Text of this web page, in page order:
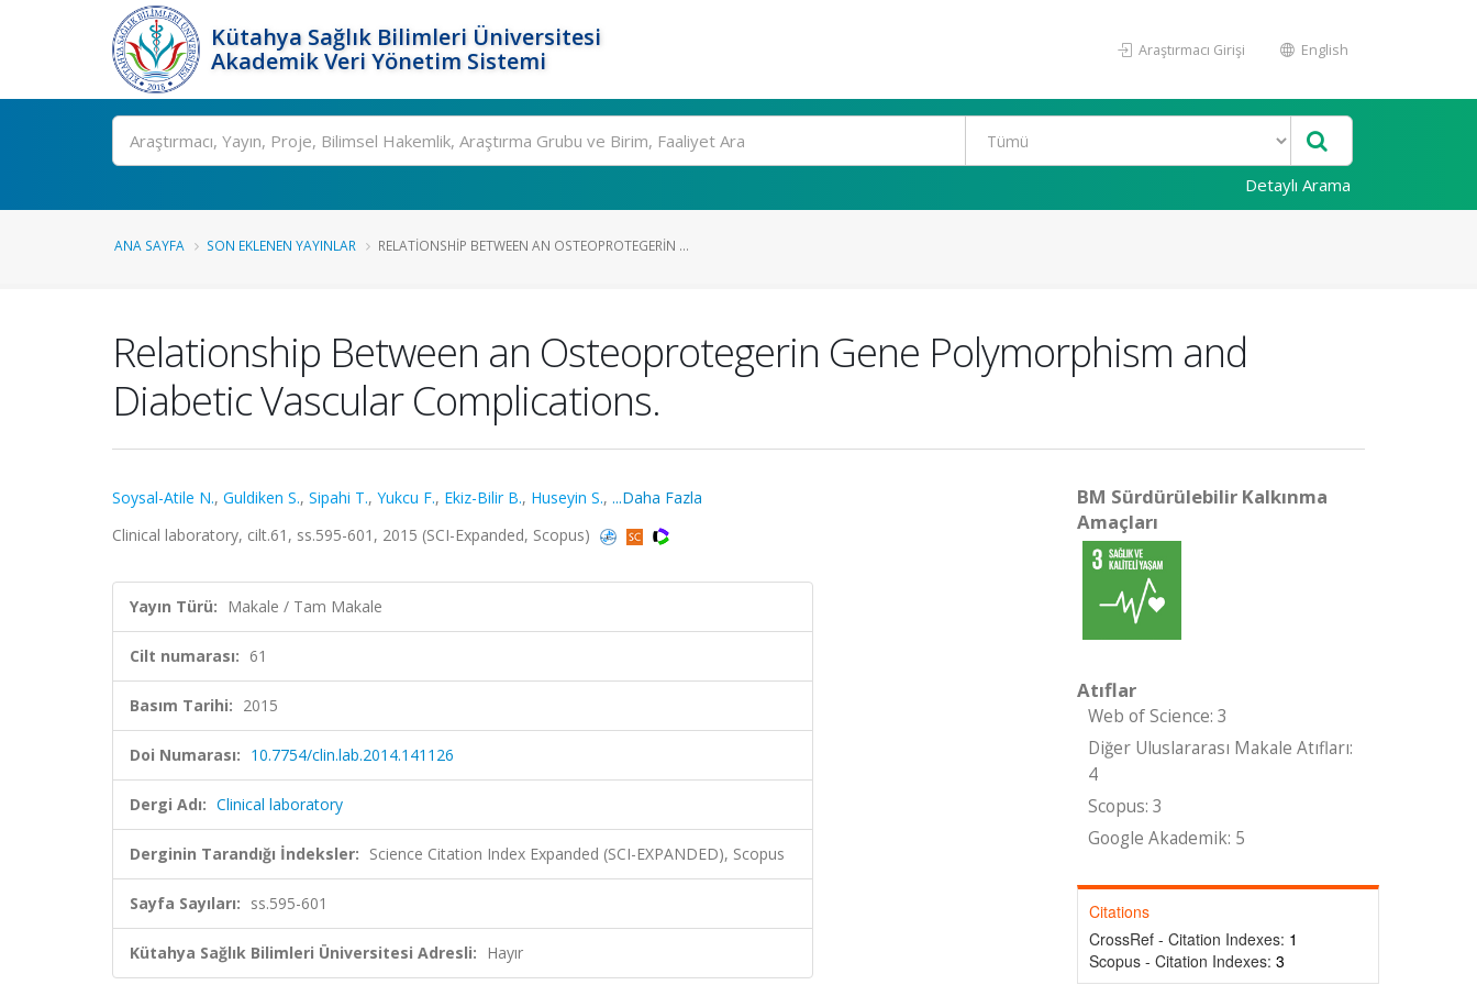
Kütahya Sağlık Bilimleri Üniversitesi
Akademik Veri Yönetim Sistemi
Araştırmacı Girişi English
Ara
Detaylı Arama
ANA SAYFA SON EKLENEN YAYINLAR RELATIONSHIP BETWEEN AN OSTEOPROTEGERIN ...
Relationship Between an Osteoprotegerin Gene Polymorphism and
Diabetic Vascular Complications.
Soysal-Atile N., Guldiken S., Sipahi T., Yukcu F., Ekiz-Bilir B., Huseyin S., ...Daha Fazla
Clinical laboratory, cilt.61, ss.595-601, 2015 (SCI-Expanded, Scopus)
Yayın Türü: Makale / Tam Makale
Cilt numarası: 61
Basım Tarihi: 2015
Doi Numarası: 10.7754/clin.lab.2014.141126
Dergi Adı: Clinical laboratory
Derginin Tarandığı İndeksler: Science Citation Index Expanded (SCI-EXPANDED), Scopus
Sayfa Sayıları: ss.595-601
Kütahya Sağlık Bilimleri Üniversitesi Adresli: Hayır
BM Sürdürülebilir Kalkınma
Amaçları
Atıflar
Web of Science: 3
Diğer Uluslararası Makale Atıfları:
4
Scopus: 3
Google Akademik: 5
Citations
CrossRef - Citation Indexes: 1
Scopus - Citation Indexes: 3